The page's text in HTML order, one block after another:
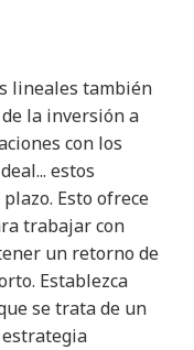
lineales también
la inversión a
con los
estos
Esto ofrece
trabajar con
un retorno de
Establezca
se trata de un